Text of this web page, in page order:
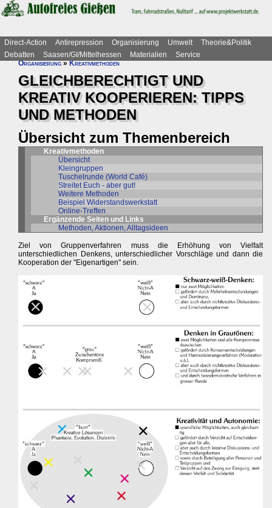
Direct-Action Antirepression Organisierung Umwelt
Theorie&Politik
Debatten
Saasen/GI/Mittelhessen Materialien
Service
Organisierung»Kreativmethoden
GLEICHBERECHTIGT UND
KREATIV KOOPERIEREN: TIPPS
UND METHODEN
Übersicht zum Themenbereich
Kreativmethoden
Übersicht
Kleingruppen
Tuschelrunde (World Café)
Streitet Euch - aber gut!
Weitere Methoden
Beispiel Widerstandswerkstatt
Online-Treffen
Ergänzende Seiten und Links
Methoden, Aktionen, Alltagsideen
Ziel von Gruppenverfahren muss die Erhöhung von Vielfalt
unterschiedlichen Denkens, unterschiedlicher Vorschläge und dann die
Kooperation der "Eigenartigen" sein.